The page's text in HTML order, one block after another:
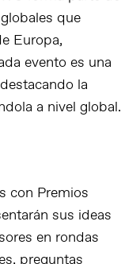
que
Europa,
evento es una
la
a nivel global.
con Premios
sus ideas
en rondas
preguntas